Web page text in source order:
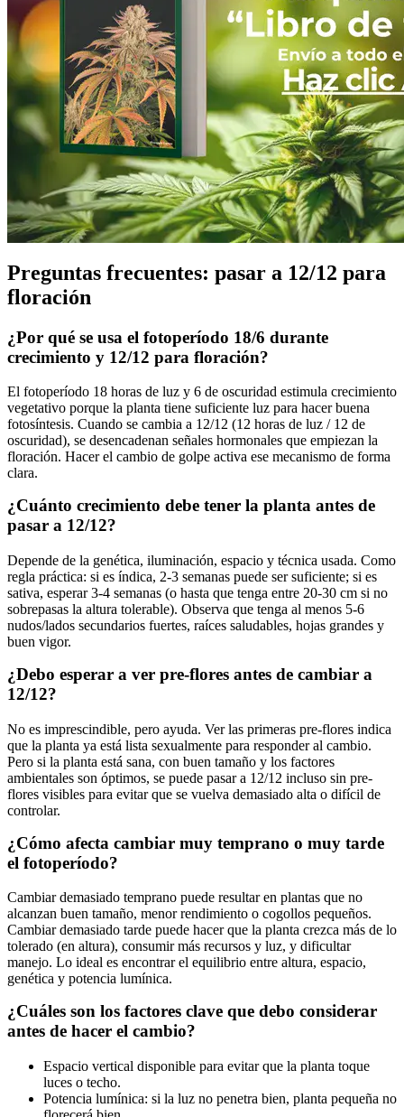
Preguntas frecuentes: pasar a 12/12 para
floración
¿Por qué se usa el fotoperíodo 18/6 durante
crecimiento y 12/12 para floración?
El fotoperíodo 18 horas de luz y 6 de oscuridad estimula crecimiento
vegetativo porque la planta tiene suficiente luz para hacer buena
fotosíntesis. Cuando se cambia a 12/12 (12 horas de luz / 12 de
oscuridad), se desencadenan señales hormonales que empiezan la
floración. Hacer el cambio de golpe activa ese mecanismo de forma
clara.
¿Cuánto crecimiento debe tener la planta antes de
pasar a 12/12?
Depende de la genética, iluminación, espacio y técnica usada. Como
regla práctica: si es índica, 2-3 semanas puede ser suficiente; si es
sativa, esperar 3-4 semanas (o hasta que tenga entre 20-30 cm si no
sobrepasas la altura tolerable). Observa que tenga al menos 5-6
nudos/lados secundarios fuertes, raíces saludables, hojas grandes y
buen vigor.
¿Debo esperar a ver pre-flores antes de cambiar a
12/12?
No es imprescindible, pero ayuda. Ver las primeras pre-flores indica
que la planta ya está lista sexualmente para responder al cambio.
Pero si la planta está sana, con buen tamaño y los factores
ambientales son óptimos, se puede pasar a 12/12 incluso sin pre-
flores visibles para evitar que se vuelva demasiado alta o difícil de
controlar.
¿Cómo afecta cambiar muy temprano o muy tarde
el fotoperíodo?
Cambiar demasiado temprano puede resultar en plantas que no
alcanzan buen tamaño, menor rendimiento o cogollos pequeños.
Cambiar demasiado tarde puede hacer que la planta crezca más de lo
tolerado (en altura), consumir más recursos y luz, y dificultar
manejo. Lo ideal es encontrar el equilibrio entre altura, espacio,
genética y potencia lumínica.
¿Cuáles son los factores clave que debo considerar
antes de hacer el cambio?
Espacio vertical disponible para evitar que la planta toque
luces o techo.
Potencia lumínica: si la luz no penetra bien, planta pequeña no